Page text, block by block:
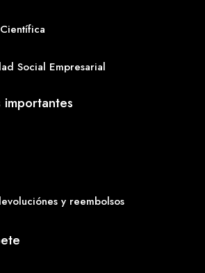
Social Empresarial
importantes
y reembolsos